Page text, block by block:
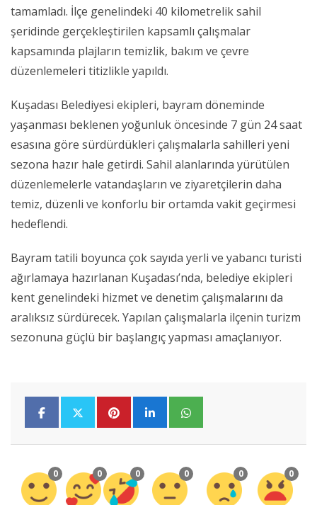
tamamladı. İlçe genelindeki 40 kilometrelik sahil
şeridinde gerçekleştirilen kapsamlı çalışmalar
kapsamında plajların temizlik, bakım ve çevre
düzenlemeleri titizlikle yapıldı.
Kuşadası Belediyesi ekipleri, bayram döneminde
yaşanması beklenen yoğunluk öncesinde 7 gün 24 saat
esasına göre sürdürdükleri çalışmalarla sahilleri yeni
sezona hazır hale getirdi. Sahil alanlarında yürütülen
düzenlemelerle vatandaşların ve ziyaretçilerin daha
temiz, düzenli ve konforlu bir ortamda vakit geçirmesi
hedeflendi.
Bayram tatili boyunca çok sayıda yerli ve yabancı turisti
ağırlamaya hazırlanan Kuşadası’nda, belediye ekipleri
kent genelindeki hizmet ve denetim çalışmalarını da
aralıksız sürdürecek. Yapılan çalışmalarla ilçenin turizm
sezonuna güçlü bir başlangıç yapması amaçlanıyor.
0 0 0 0 0 0